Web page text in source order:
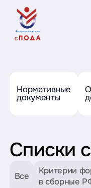
Нормативные
документы
Списки
Все
Критерии
в сборные